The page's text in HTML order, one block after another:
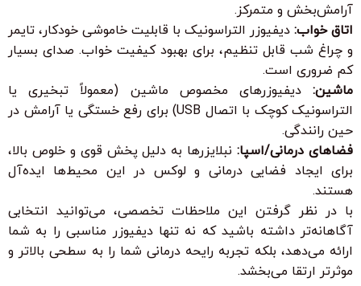
آرامش‌بخش و متمرکز.
اتاق خواب: دیفیوزر التراسونیک با قابلیت خاموشی خودکار، تایمر
و چراغ شب قابل تنظیم، برای بهبود کیفیت خواب. صدای بسیار
کم ضروری است.
ماشین: دیفیوزرهای مخصوص ماشین (معمولاً تبخیری یا
التراسونیک کوچک با اتصال USB) برای رفع خستگی یا آرامش در
حین رانندگی.
فضاهای درمانی/اسپا:نبلایزرها به دلیل پخش قوی و خلوص بالا،
برای ایجاد فضایی درمانی و لوکس در این محیط‌ها ایده‌آل
هستند.
با در نظر گرفتن این ملاحظات تخصصی، می‌توانید انتخابی
آگاهانه‌تر داشته باشید که نه تنها دیفیوزر مناسبی را به شما
ارائه می‌دهد، بلکه تجربه رایحه درمانی شما را به سطحی بالاتر و
موثرتر ارتقا می‌بخشد.